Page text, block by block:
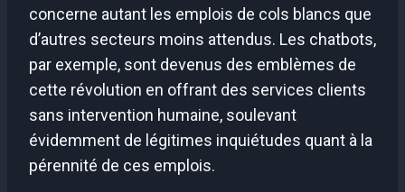
concerne autant les emplois de cols blancs que
d’autres secteurs moins attendus. Les chatbots,
par exemple, sont devenus des emblèmes de
cette révolution en offrant des services clients
sans intervention humaine, soulevant
évidemment de légitimes inquiétudes quant à la
pérennité de ces emplois.